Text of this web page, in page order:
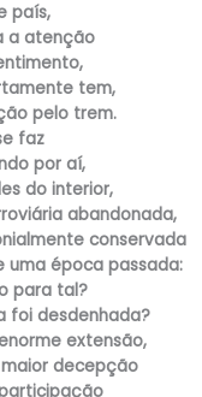
país,
a atenção
tem,
pelo trem.
faz
por aí,
do interior,
abandonada,
conservada
uma época passada:
para tal?
foi desdenhada?
extensão,
decepção